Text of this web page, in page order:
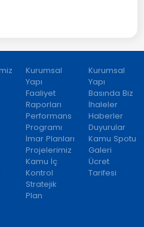
Kurumsal
Yapı
Faaliyet
Raporları
Performans
Programı
İmar Planları
Projelerimiz
Kamu İç
Kontrol
Stratejik
Plan
Kurumsal
Yapı
Basında Biz
İhaleler
Haberler
Duyurular
Kamu Spotu
Galeri
Ücret
Tarifesi